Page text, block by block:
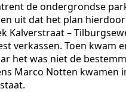
de ondergrondse
uit dat het plan
Kalverstraat –
verkassen. Toen kwam
het was niet de
Marco Notten kwamen